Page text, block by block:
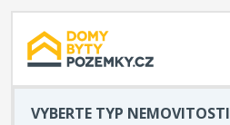
VYBERTE TYP NEMOVITOSTI